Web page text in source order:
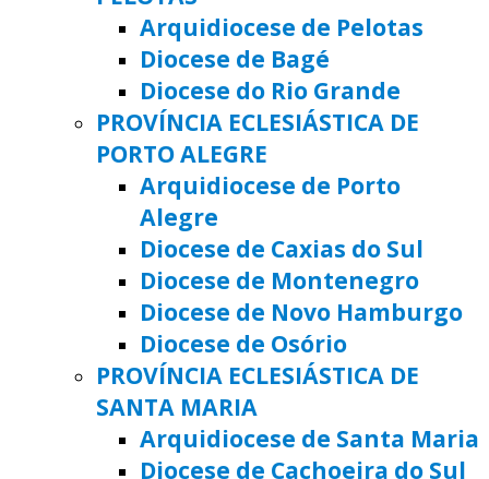
Arquidiocese de Pelotas
Diocese de Bagé
Diocese do Rio Grande
PROVÍNCIA ECLESIÁSTICA DE
PORTO ALEGRE
Arquidiocese de Porto
Alegre
Diocese de Caxias do Sul
Diocese de Montenegro
Diocese de Novo Hamburgo
Diocese de Osório
PROVÍNCIA ECLESIÁSTICA DE
SANTA MARIA
Arquidiocese de Santa Maria
Diocese de Cachoeira do Sul